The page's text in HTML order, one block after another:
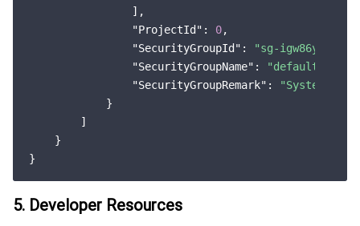
                ],
"ProjectId" : 0,
"SecurityGroupId" : "sg-igw86yth"
"SecurityGroupName" : "default"
"SecurityGroupRemark" :
"System
            }
        ]
    }
5. Developer Resources